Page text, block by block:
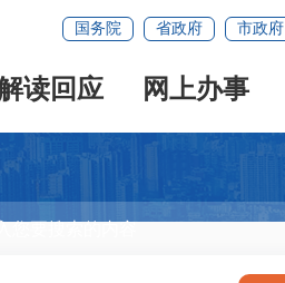
国务院 省政府 市政府
读回应 网上办事